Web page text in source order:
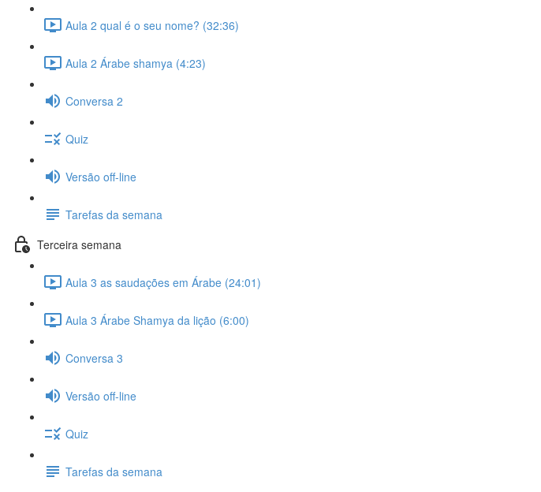
Aula 2 qual é o seu nome? (32:36)
Aula 2 Árabe shamya (4:23)
Conversa 2
Quiz
Versão off-line
Tarefas da semana
Terceira semana
Aula 3 as saudações em Árabe (24:01)
Aula 3 Árabe Shamya da lição (6:00)
Conversa 3
Versão off-line
Quiz
Tarefas da semana